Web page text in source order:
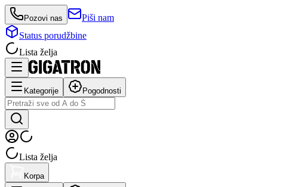
Pozovi nas
Piši nam
Status porudžbine
Lista želja
Kategorije Pogodnosti
Lista želja
Korpa